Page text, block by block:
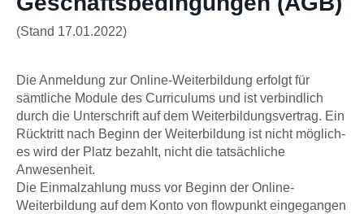
(Stand 17.01.2022)
Die Anmeldung zur Online-Weiterbildung erfolgt für
sämtliche Module des Curriculums und ist verbindlich
durch die Unterschrift auf dem Weiterbildungsvertrag. Ein
Rücktritt nach Beginn der Weiterbildung ist nicht möglich-
es wird der Platz bezahlt, nicht die tatsächliche
Anwesenheit.
Die Einmalzahlung muss vor Beginn der Online-
Weiterbildung auf dem Konto von flowpunkt eingegangen